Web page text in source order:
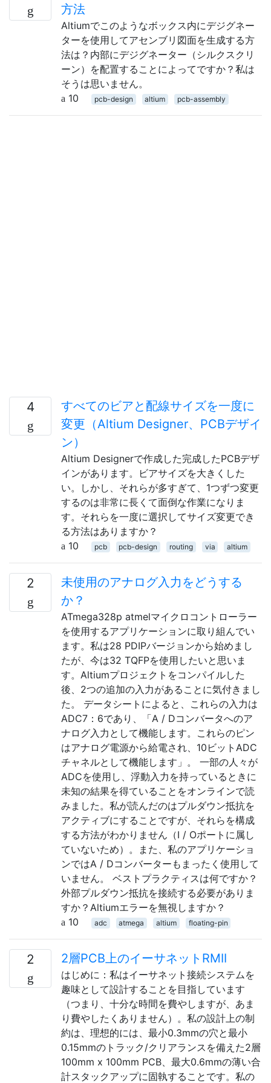
方法
Altiumでこのようなボックス内にデジグネー
ターを使用してアセンブリ図面を生成する方
法は？内部にデジグネーター（シルクスクリ
ーン）を配置することによってですか？私は
そうは思いません。
10
pcb-design altium pcb-assembly
4
すべてのビアと配線サイズを一度に
変更（Altium Designer、PCBデザイ
ン）
Altium Designerで作成した完成したPCBデザ
インがあります。ビアサイズを大きくした
い。しかし、それらが多すぎて、1つずつ変更
するのは非常に長くて面倒な作業になりま
す。それらを一度に選択してサイズ変更でき
る方法はありますか？
10
pcb pcb-design routing via altium
2
未使用のアナログ入力をどうする
か？
ATmega328p atmelマイクロコントローラー
を使用するアプリケーションに取り組んでい
ます。私は28 PDIPバージョンから始めまし
たが、今は32 TQFPを使用したいと思いま
す。Altiumプロジェクトをコンパイルした
後、2つの追加の入力があることに気付きまし
た。 データシートによると、これらの入力は
ADC7：6であり、「A / Dコンバータへのア
ナログ入力として機能します。これらのピン
はアナログ電源から給電され、10ビットADC
チャネルとして機能します」。 一部の人々が
ADCを使用し、浮動入力を持っているときに
未知の結果を得ていることをオンラインで読
みました。私が読んだのはプルダウン抵抗を
アクティブにすることですが、それらを構成
する方法がわかりません（I / Oポートに属し
ていないため）。また、私のアプリケーショ
ンではA / Dコンバーターもまったく使用して
いません。 ベストプラクティスは何ですか？
外部プルダウン抵抗を接続する必要がありま
すか？Altiumエラーを無視しますか？
10
adc atmega altium floating-pin
2 2層PCB上のイーサネットRMII
はじめに：私はイーサネット接続システムを
趣味として設計することを目指しています
（つまり、十分な時間を費やしますが、あま
り費やしたくありません）。私の設計上の制
約は、理想的には、最小0.3mmの穴と最小
0.15mmのトラック/クリアランスを備えた2層
100mm x 100mm PCB、最大0.6mmの薄い合
計スタックアップに固執することです。私の